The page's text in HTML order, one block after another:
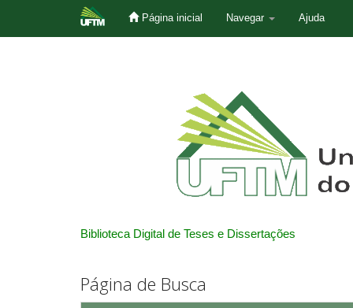
Página inicial Navegar Ajuda
Biblioteca Digital de Teses e Dissertações
Página de Busca